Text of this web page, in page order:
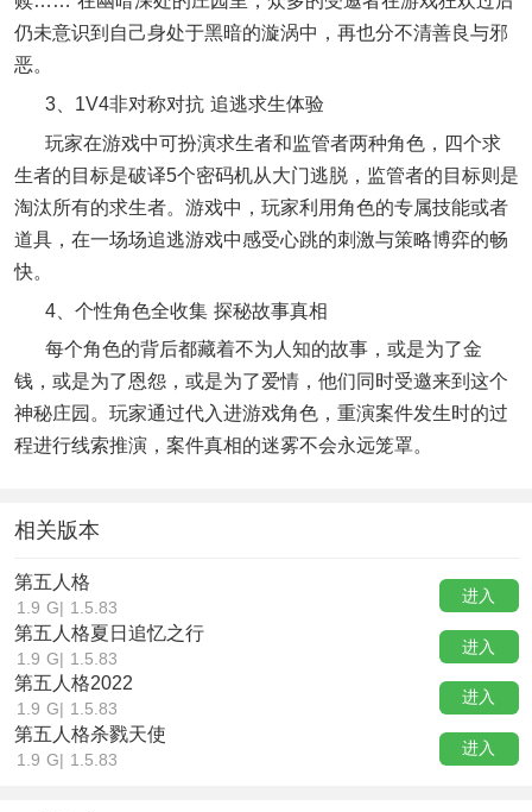
仍未意识到自己身处于黑暗的漩涡中，再也分不清善良与邪
恶。
3、1V4非对称对抗 追逃求生体验
玩家在游戏中可扮演求生者和监管者两种角色，四个求
生者的目标是破译5个密码机从大门逃脱，监管者的目标则是
淘汰所有的求生者。游戏中，玩家利用角色的专属技能或者
道具，在一场场追逃游戏中感受心跳的刺激与策略博弈的畅
快。
4、个性角色全收集 探秘故事真相
每个角色的背后都藏着不为人知的故事，或是为了金
钱，或是为了恩怨，或是为了爱情，他们同时受邀来到这个
神秘庄园。玩家通过代入进游戏角色，重演案件发生时的过
程进行线索推演，案件真相的迷雾不会永远笼罩。
相关版本
第五人格
1.9 G 1.5.83
进入
第五人格夏日追忆之行
1.9 G| 1.5.83
进入
第五人格2022
1.9 G 1.5.83
进入
第五人格杀戮天使
1.9 G 1.5.83
进入